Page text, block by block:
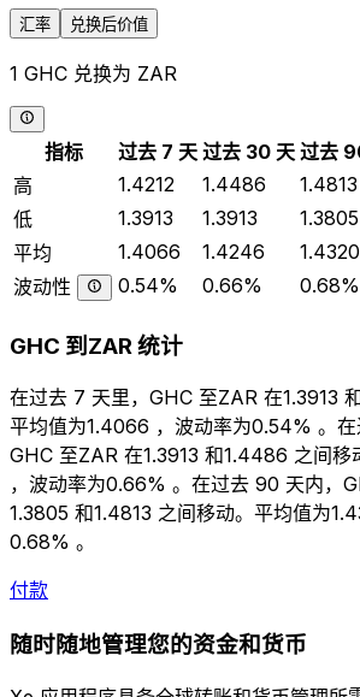
汇率 兑换后价值
1 GHC 兑换为 ZAR
指标 过去 7 天 过去 30 天 过去
高
1.4212 1.4486
1.4813
低
1.3913 1.3913
1.3805
平均
1.4066 1.4246
1.4320
波动性
0.54% 0.66% 0.68%
GHC 到ZAR 统计
在过去 7 天里，GHC 至ZAR 在1.3913
平均值为1.4066 ，波动率为0.54% 。在
GHC 至ZAR 在1.3913 和1.4486 之间移
，波动率为0.66% 。在过去 90 天内，
1.3805 和1.4813 之间移动。平均值为
0.68% 。
付款
随时随地管理您的资金和货币